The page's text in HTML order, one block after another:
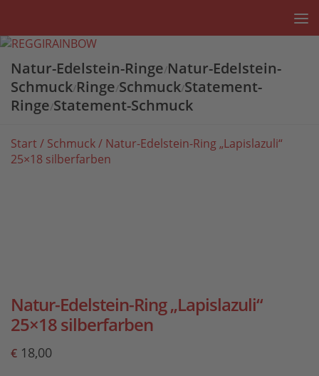
Natur-Edelstein-Ringe/Natur-Edelstein-
Schmuck/Ringe/Schmuck/Statement-
Ringe/Statement-Schmuck
Start / Schmuck/ Natur-Edelstein-Ring „Lapislazuli“
25×18 silberfarben
Natur-Edelstein-Ring „Lapislazuli“
25×18 silberfarben
€ 18,00